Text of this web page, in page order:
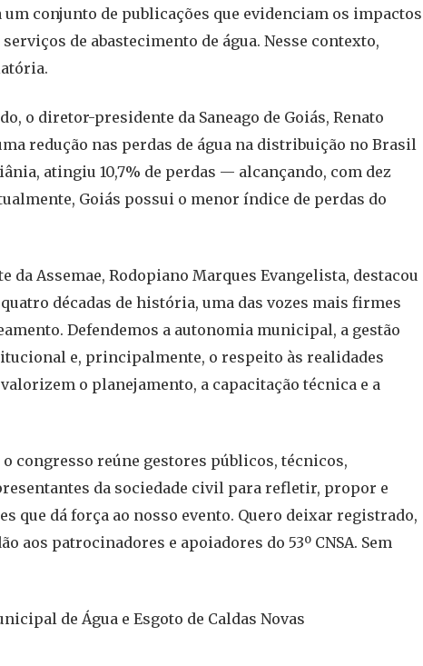
conjunto de publicações que evidenciam os impactos
de abastecimento de água. Nesse contexto,
o diretor-presidente da Saneago de Goiás, Renato
redução nas perdas de água na distribuição no Brasil
atingiu 10,7% de perdas — alcançando, com dez
Goiás possui o menor índice de perdas do
Assemae, Rodopiano Marques Evangelista, destacou
décadas de história, uma das vozes mais firmes
Defendemos a autonomia municipal, a gestão
e, principalmente, o respeito às realidades
o planejamento, a capacitação técnica e a
congresso reúne gestores públicos, técnicos,
da sociedade civil para refletir, propor e
que dá força ao nosso evento. Quero deixar registrado,
aos patrocinadores e apoiadores do 53º CNSA. Sem
de Água e Esgoto de Caldas Novas